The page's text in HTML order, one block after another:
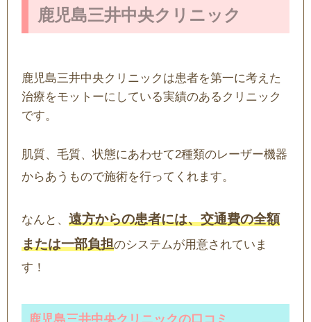
鹿児島三井中央クリニック
鹿児島三井中央クリニックは患者を第一に考えた
治療をモットーにしている実績のあるクリニック
です。
肌質、毛質、状態にあわせて2種類のレーザー機器
からあうもので施術を行ってくれます。
なんと、 遠方からの患者には、交通費の全額
または一部負担のシステムが用意されていま
す！
鹿児島三井中央クリニックの口コミ